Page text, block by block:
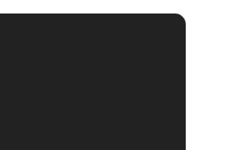
نمایشگر
ویدیو